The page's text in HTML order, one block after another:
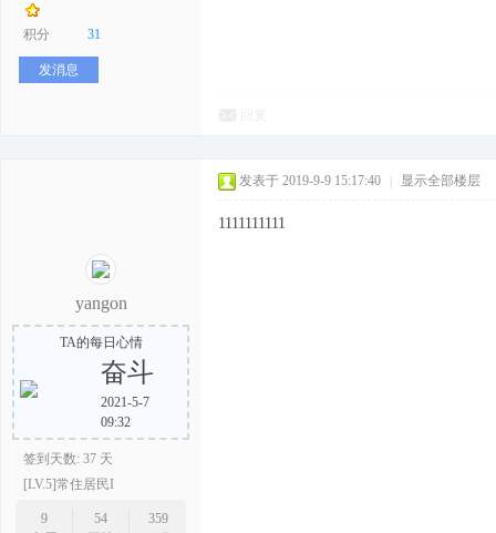
积分 31
发消息
yangon
TA的每日心情
奋斗
2021-5-7
09:32
签到天数: 37 天
[LV.5]常住居民I
9
54
359
发表于 2019-9-9 15:17:40 显示全部楼层
1111111111